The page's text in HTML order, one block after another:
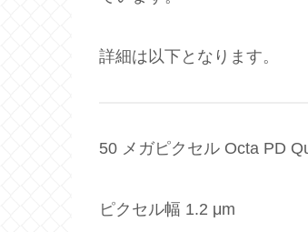
詳細は以下となります。
50 メガピクセル Octa PD
ピクセル幅 1.2 μm